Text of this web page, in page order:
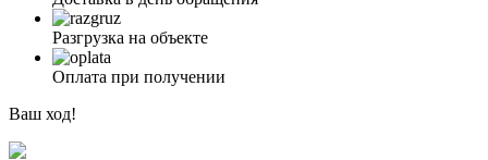
Разгрузка на объекте
Оплата при получении
Ваш ход!